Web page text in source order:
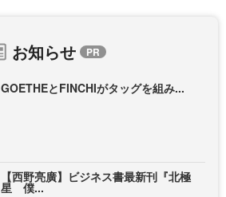
お知らせ
GOETHEとFINCHIがタッグを組み...
【西野亮廣】ビジネス書最新刊『北極
星 僕...